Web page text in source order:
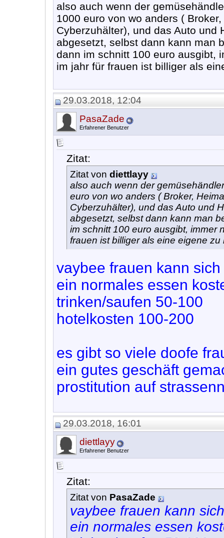
also auch wenn der
1000 euro von wo anders (
Cyberzuhälter), und das Auto und
abgesetzt, selbst dann kann man
dann im schnitt 100 euro ausgibt,
im jahr für frauen ist billiger als
29.03.2018, 12:04
PasaZade
Erfahrener Benutzer
Zitat:
Zitat von diettlayy
also auch wenn der
euro von wo anders ( Broker,
Cyberzuhälter), und das Auto und
abgesetzt, selbst dann kann man
im schnitt 100 euro ausgibt, immer
frauen ist billiger als eine eigene zu
vaybee frauen kann
ein normales essen
trinken/saufen 50-100
hotelkosten 100-200
es gibt so viele doofe
ein gutes geschäft
prostitution auf
29.03.2018, 16:01
diettlayy
Erfahrener Benutzer
Zitat:
Zitat von PasaZade
vaybee frauen kann
ein normales essen